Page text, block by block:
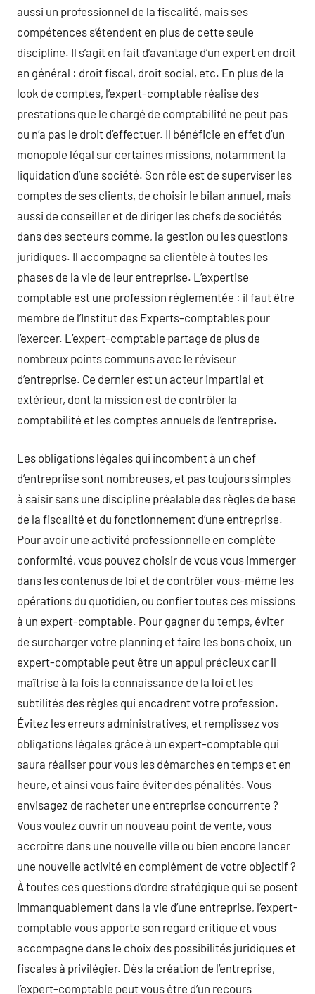
aussi un professionnel de la fiscalité, mais ses
compétences s’étendent en plus de cette seule
discipline. Il s’agit en fait d’avantage d’un expert en droit
en général : droit fiscal, droit social, etc. En plus de la
look de comptes, l’expert-comptable réalise des
prestations que le chargé de comptabilité ne peut pas
ou n’a pas le droit d’effectuer. Il bénéficie en effet d’un
monopole légal sur certaines missions, notamment la
liquidation d’une société. Son rôle est de superviser les
comptes de ses clients, de choisir le bilan annuel, mais
aussi de conseiller et de diriger les chefs de sociétés
dans des secteurs comme, la gestion ou les questions
juridiques. Il accompagne sa clientèle à toutes les
phases de la vie de leur entreprise. L’expertise
comptable est une profession réglementée : il faut être
membre de l’Institut des Experts-comptables pour
l’exercer. L’expert-comptable partage de plus de
nombreux points communs avec le réviseur
d’entreprise. Ce dernier est un acteur impartial et
extérieur, dont la mission est de contrôler la
comptabilité et les comptes annuels de l’entreprise.
Les obligations légales qui incombent à un chef
d’entrepriise sont nombreuses, et pas toujours simples
à saisir sans une discipline préalable des règles de base
de la fiscalité et du fonctionnement d’une entreprise.
Pour avoir une activité professionnelle en complète
conformité, vous pouvez choisir de vous vous immerger
dans les contenus de loi et de contrôler vous-même les
opérations du quotidien, ou confier toutes ces missions
à un expert-comptable. Pour gagner du temps, éviter
de surcharger votre planning et faire les bons choix, un
expert-comptable peut être un appui précieux car il
maîtrise à la fois la connaissance de la loi et les
subtilités des règles qui encadrent votre profession.
Évitez les erreurs administratives, et remplissez vos
obligations légales grâce à un expert-comptable qui
saura réaliser pour vous les démarches en temps et en
heure, et ainsi vous faire éviter des pénalités. Vous
envisagez de racheter une entreprise concurrente ?
Vous voulez ouvrir un nouveau point de vente, vous
accroitre dans une nouvelle ville ou bien encore lancer
une nouvelle activité en complément de votre objectif ?
À toutes ces questions d’ordre stratégique qui se posent
immanquablement dans la vie d’une entreprise, l’expert-
comptable vous apporte son regard critique et vous
accompagne dans le choix des possibilités juridiques et
fiscales à privilégier. Dès la création de l’entreprise,
l’expert-comptable peut vous être d’un recours